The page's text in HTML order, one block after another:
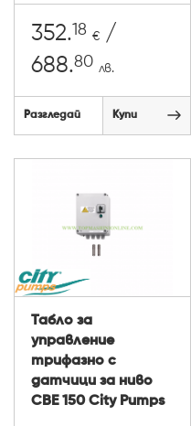
352.18 € /
688.80 лв.
Разгледай Купи
Табло за
управление
трифазно с
датчици за ниво
CBE 150 City Pumps